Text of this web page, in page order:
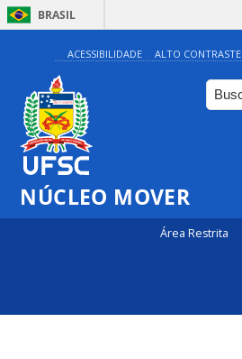
BRASIL
ACESSIBILIDADE ALTO CONTRASTE
NÚCLEO MOVER
Área Restrita